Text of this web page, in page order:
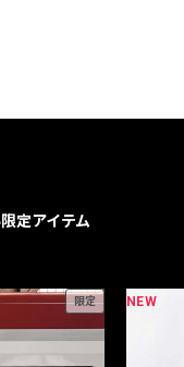
定アイテム
限定 NEW